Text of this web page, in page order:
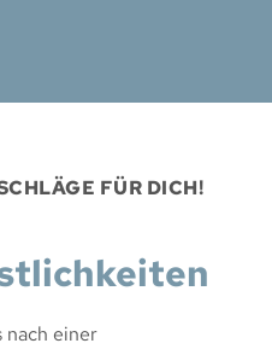
FÜR DICH!
nach einer